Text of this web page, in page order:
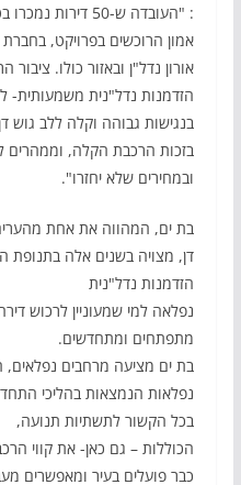
: "העובדה ש-50
אמון הרוכשים בפרויקט, בחברת
אורון נדל"ן ובאזור כולו.
הזדמנות נדל"נית משמעותית-
בנגישות גבוהה וקלה ללב גוש
בזכות הרכבת הקלה, וממהרים
ובמחירים שלא יחזרו".
בת ים, המהווה את אחת
דן, מצויה בשנים אלה בתנופת
הזדמנות נדל"נית
נפלאה למי שמעוניין לרכוש
מתפתחים ומתחדשים.
בת ים מציעה מרחבים נפלאים,
נפלאות הנמצאות בהליכי
בכל הקשור לתשתיות תנועה,
הכוללות – גם כאן- את קווי
כבר פועלים בעיר ומאפשרים